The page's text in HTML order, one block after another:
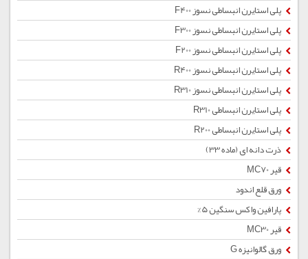
پلی استایرن انبساطی نسوز F400
پلی استایرن انبساطی نسوز F300
پلی استایرن انبساطی نسوز F200
پلی استایرن انبساطی نسوز R400
پلی استایرن انبساطی نسوز R310
پلی استایرن انبساطی R310
پلی استایرن انبساطی R200
ذرت دانه ای (ماده 33)
قیر MC70
ورق قلع اندود
پارافین واکس سنگین 5%
قیر MC30
ورق گالوانیزه G